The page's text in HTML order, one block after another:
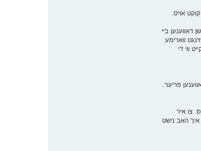
קוקט אויס.
דאווענען ביי
ווארימע
ווי די
פריער.
צו איר
איך האב נישט